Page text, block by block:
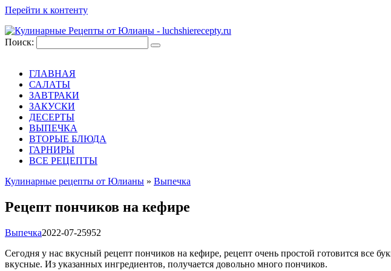
Перейти к контенту
Поиск:
ГЛАВНАЯ
САЛАТЫ
ЗАВТРАКИ
ЗАКУСКИ
ДЕСЕРТЫ
ВЫПЕЧКА
ВТОРЫЕ БЛЮДА
ГАРНИРЫ
ВСЕ РЕЦЕПТЫ
Кулинарные рецепты от Юлианы » Выпечка
Рецепт пончиков на кефире
Выпечка2022-07-25952
Сегодня у нас вкусный рецепт пончиков на кефире, рецепт очень простой готовится все
вкусные. Из указанных ингредиентов, получается довольно много пончиков.